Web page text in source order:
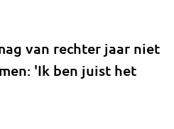
van rechter jaar niet
'Ik ben juist het